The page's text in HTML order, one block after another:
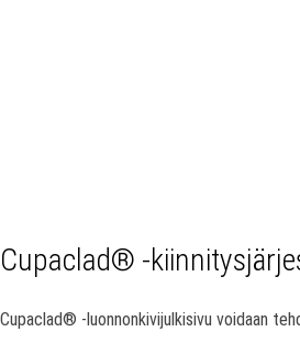
Cupaclad® -
Cupaclad® -luonnonkivijulkisivu voidaan